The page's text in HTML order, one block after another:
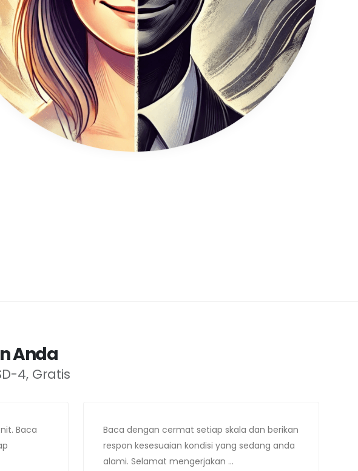
Anda
4, Gratis
Baca
Baca dengan cermat setiap skala dan berikan
respon kesesuaian kondisi yang sedang anda
alami. Selamat mengerjakan ...